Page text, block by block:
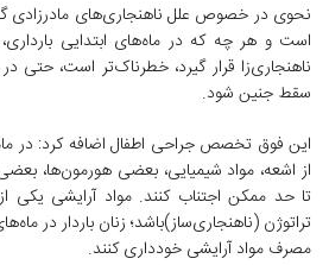
نحوی در خصوص علل ناهنجاری‌های مادرزادی
است و هر چه که در ماه‌های ابتدایی
ناهنجاری‌‌زا قرار گیرد، خطرناک‌تر است، حتی
سقط جنین شود.
این فوق تخصص جراحی اطفال اضافه کرد: در
از اشعه، مواد شیمیایی، بعضی هورمون‌ها،
تا حد ممکن اجتناب کنند. مواد آرایشی یکی
تراتوژن (ناهنجاری‌ساز)‌باشد؛ زنان باردار در
مصرف مواد آرایشی خودداری کنند.